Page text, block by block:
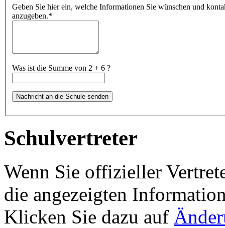
Geben Sie hier ein, welche Informationen Sie wünschen und
anzugeben.*
Was ist die Summe von 2 + 6 ?
Schulvertreter
Wenn Sie offizieller
die angezeigten
Klicken Sie dazu auf